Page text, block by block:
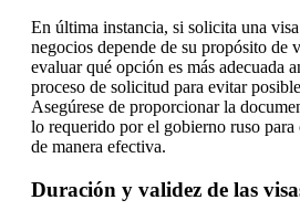
En última instancia, si solicita una
negocios depende de su propósito de
evaluar qué opción es más adecuada
proceso de solicitud para evitar
Asegúrese de proporcionar la
lo requerido por el gobierno ruso
de manera efectiva.
Duración y validez de las